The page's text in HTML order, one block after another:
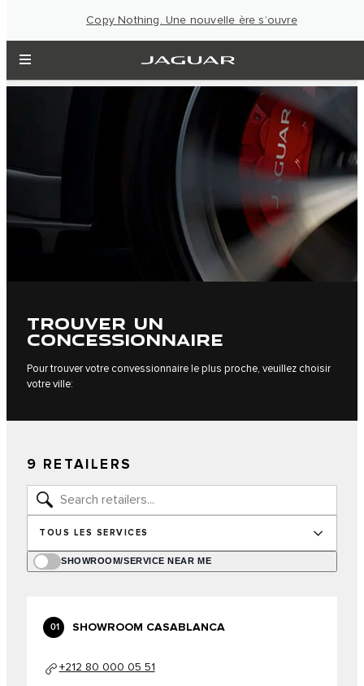
Copy Nothing. Une nouvelle ère s’ouvre
TROUVER UN
CONCESSIONNAIRE
Pour trouver votre convessionnaire le plus proche, veuillez choisir
votre ville:
9 RETAILERS
TOUS LES SERVICES
SHOWROOM/SERVICE NEAR ME
01 SHOWROOM CASABLANCA
+212 80 000 05 51